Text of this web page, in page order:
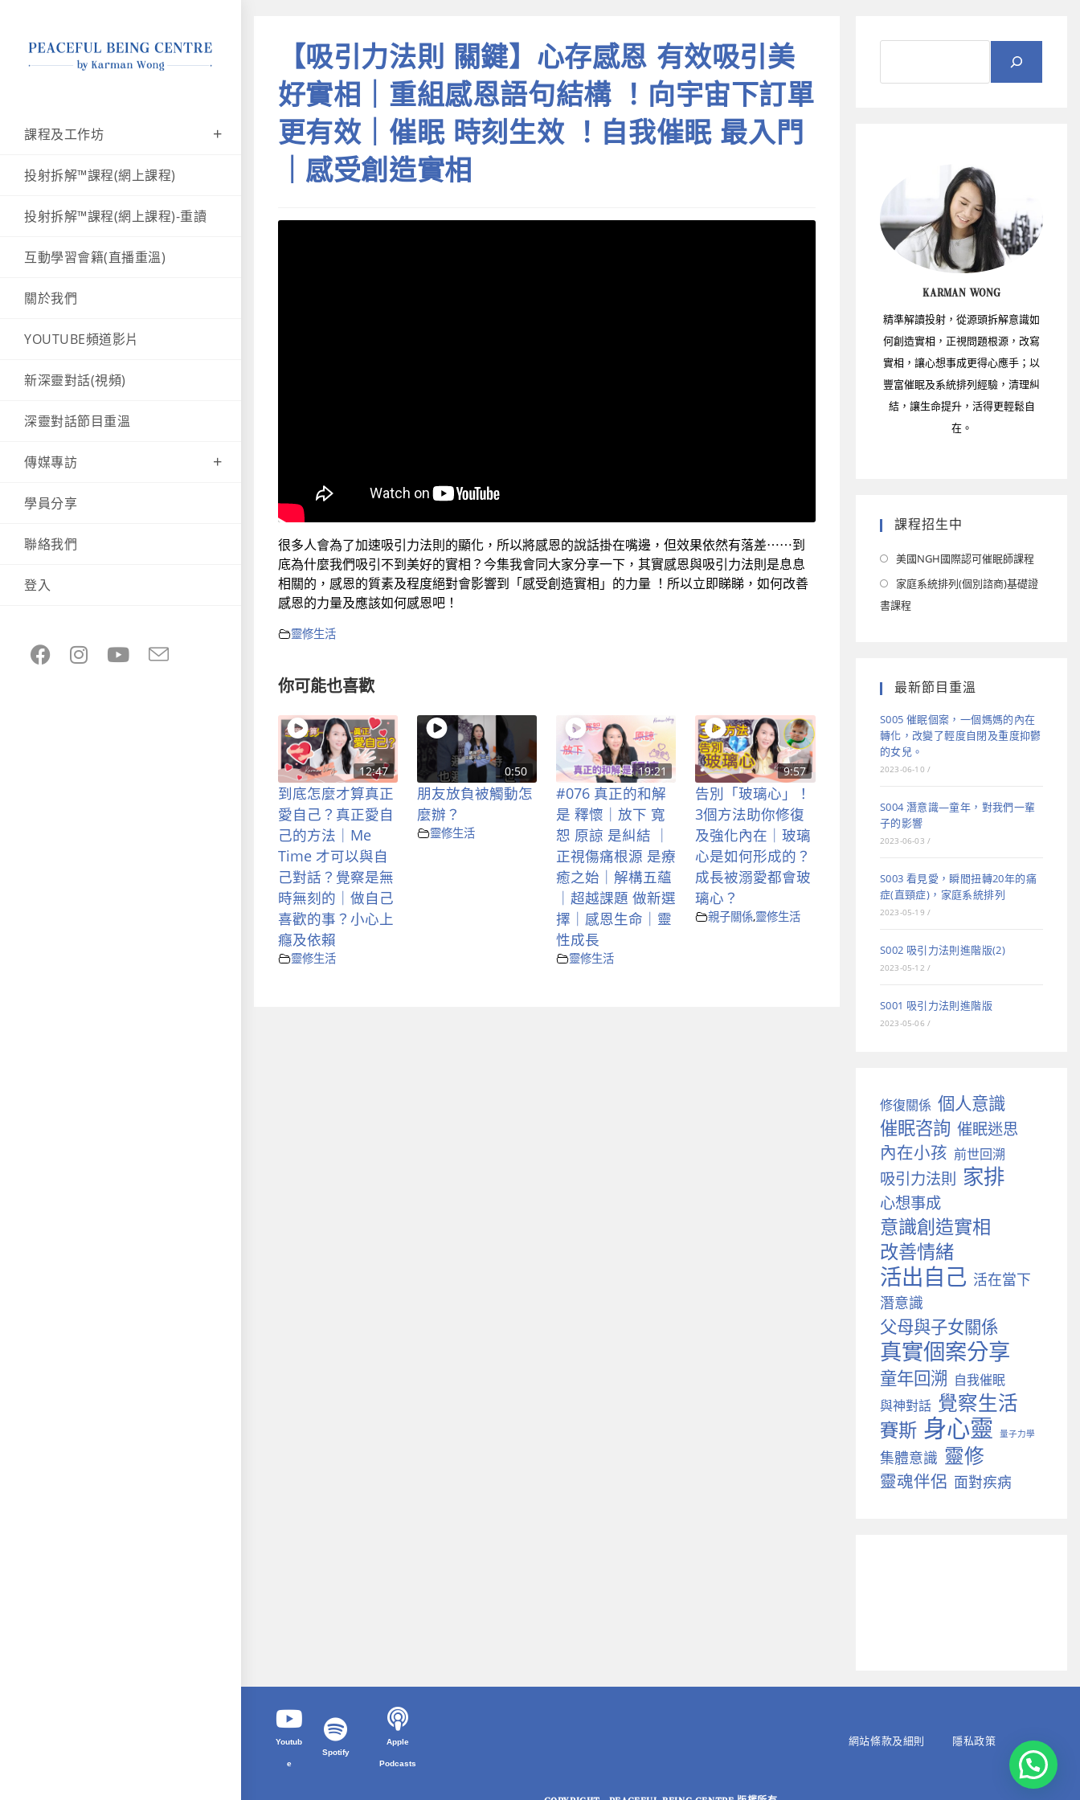
課程及工作坊
投射拆解™課程(網上課程)
投射拆解™課程(網上課程)-重讀
互動學習會籍(直播重溫)
關於我們
YOUTUBE頻道影片
新深靈對話(視頻)
深靈對話節目重溫
傳媒專訪
學員分享
聯絡我們
登入
【吸引力法則 關鍵】心存感恩 有效吸引美
好實相｜重組感恩語句結構 ！向宇宙下訂單
更有效｜催眠 時刻生效 ！自我催眠 最入門
｜感受創造實相
很多人會為了加速吸引力法則的顯化，所以將感恩的說話掛在嘴邊，但效果依然有落差⋯⋯到
底為什麼我們吸引不到美好的實相？今集我會同大家分享一下，其實感恩與吸引力法則是息息
相關的，感恩的質素及程度絕對會影響到「感受創造實相」的力量 ！所以立即睇睇，如何改善
感恩的力量及應該如何感恩吧！
靈修生活
你可能也喜歡
12:47
到底怎麼才算真正
愛自己？真正愛自
己的方法｜Me
Time 才可以與自
己對話？覺察是無
時無刻的｜做自己
喜歡的事？小心上
癮及依賴
靈修生活
0:50
朋友放負被觸動怎
麼辦？
靈修生活
19:21
#076 真正的和解
是 釋懷｜放下 寬
恕 原諒 是糾結 ｜
正視傷痛根源 是療
癒之始｜解構五蘊
｜超越課題 做新選
擇｜感恩生命｜靈
性成長
靈修生活
9:57
告別「玻璃心」！
3個方法助你修復
及強化內在｜玻璃
心是如何形成的？
成長被溺愛都會玻
璃心？
親子關係,靈修生活
KARMAN WONG
精準解讀投射，從源頭拆解意識如
何創造實相，正視問題根源，改寫
實相，讓心想事成更得心應手；以
豐富催眠及系統排列經驗，清理糾
結，讓生命提升，活得更輕鬆自
在。
課程招生中
美國NGH國際認可催眠師課程
家庭系統排列(個別諮商)基礎證
書課程
最新節目重溫
S005 催眠個案，一個媽媽的內在
轉化，改變了輕度自閉及重度抑鬱
的女兒。
2023-06-10 /
S004 潛意識—童年，對我們一輩
子的影響
2023-06-03 /
S003 看見愛，瞬間扭轉20年的痛
症(直頸症)，家庭系統排列
2023-05-19 /
S002 吸引力法則進階版(2)
2023-05-12 /
S001 吸引力法則進階版
2023-05-06 /
修復關係 個人意識
催眠咨詢 催眠迷思
內在小孩 前世回溯
吸引力法則 家排
心想事成
意識創造實相
改善情緒
活出自己 活在當下
潛意識
父母與子女關係
真實個案分享
童年回溯 自我催眠
與神對話 覺察生活
賽斯 身心靈 量子力學
集體意識 靈修
靈魂伴侶 面對疾病
Youtub
e
Spotify
Apple
Podcasts
網站條款及細則 隱私政策